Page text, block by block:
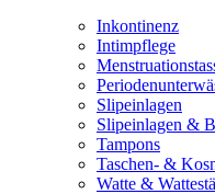
Inkontinenz
Intimpflege
Slipeinlagen
Slipeinlagen &
Tampons
Taschen- &
Watte &